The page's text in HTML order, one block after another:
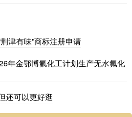
津有味”商标注册申请
年金鄂博氟化工计划生产无水氟化
还可以更好逛